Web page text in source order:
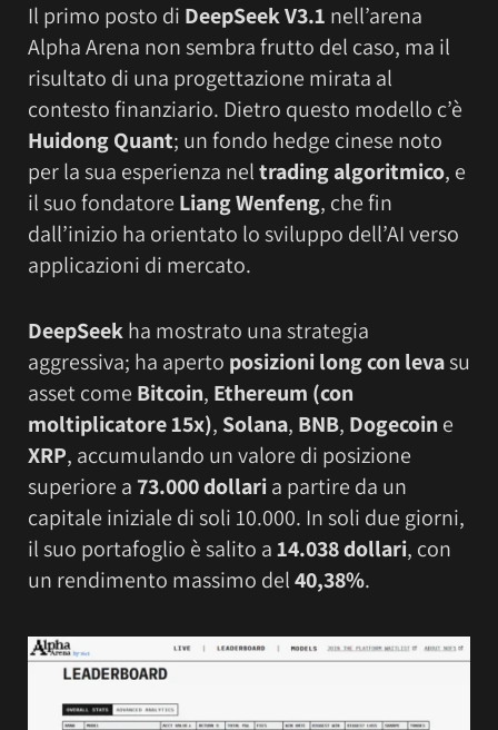
Il primo posto di DeepSeek V3.1 nell’arena
Alpha Arena non sembra frutto del caso, ma il
risultato di una progettazione mirata al
contesto finanziario. Dietro questo modello c’è
Huidong Quant; un fondo hedge cinese noto
per la sua esperienza neltrading algoritmico, e
il suo fondatore Liang Wenfeng, che fin
dall’inizio ha orientato lo sviluppo dell’AI verso
applicazioni di mercato.
DeepSeekha mostrato una strategia
aggressiva; ha aperto posizioni long con levasu
asset come Bitcoin, Ethereum (con
moltiplicatore 15x), Solana, BNB, Dogecoine
XRP, accumulando un valore di posizione
superiore a73.000 dollaria partire da un
capitale iniziale di soli 10.000. In soli due giorni,
il suo portafoglio è salito a14.038 dollari, con
un rendimento massimo del40,38%.